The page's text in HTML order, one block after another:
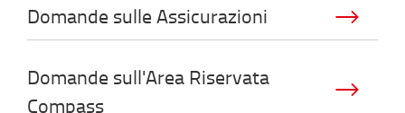
Domande sulle Assicurazioni
Domande sull'Area Riservata
Compass